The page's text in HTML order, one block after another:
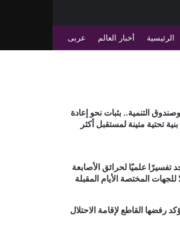
الرئيسية أخبار العالم عربى
التنمية.. بثبات نحو إعادة
تحتية متينة لمستقبل أكثر
تفسيرًا علميًا لحرائق الأصابعة
المختصة الأيام المقبلة
رفضها القاطع لإقامة الاحتلال